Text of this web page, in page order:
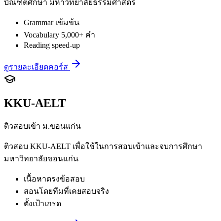
บัณฑิตศึกษา มหาวิทยาลัยธรรมศาสตร์
Grammar เข้มข้น
Vocabulary 5,000+ คำ
Reading speed-up
ดูรายละเอียดคอร์ส
KKU-AELT
ติวสอบเข้า ม.ขอนแก่น
ติวสอบ KKU-AELT เพื่อใช้ในการสอบเข้าและจบการศึกษา
มหาวิทยาลัยขอนแก่น
เนื้อหาตรงข้อสอบ
สอนโดยทีมที่เคยสอบจริง
ตั้งเป้าเกรด